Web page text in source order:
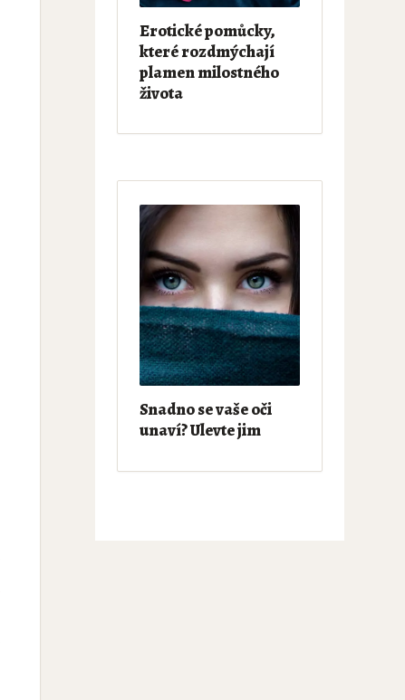
Erotické pomůcky,
které rozdmýchají
plamen milostného
života
Snadno se vaše oči
unaví? Ulevte jim